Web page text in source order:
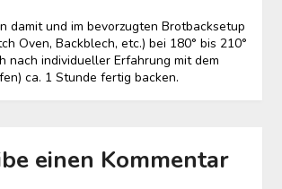
damit und im bevorzugten Brotbacksetup
Oven, Backblech, etc.) bei 180° bis 210°
nach individueller Erfahrung mit dem
ca. 1 Stunde fertig backen.
einen Kommentar